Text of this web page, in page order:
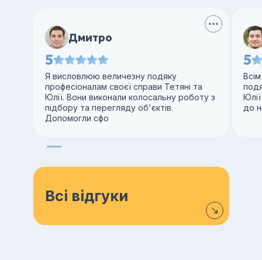
Дмитро
5
Я висловлюю величезну подяку
професіоналам своєї справи Тетяні та
Юлії. Вони виконали колосальну роботу з
підбору та перегляду об'єктів.
Допомогли сфо
5
до
Всі відгуки